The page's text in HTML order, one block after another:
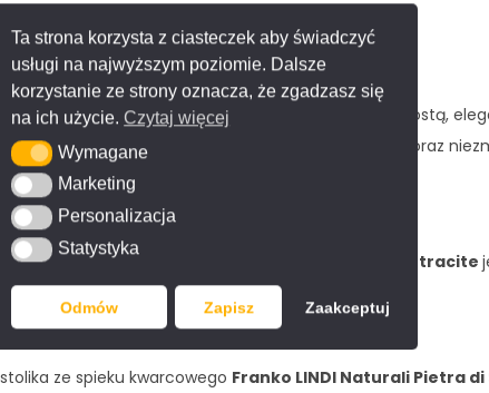
Ta strona korzysta z ciasteczek aby świadczyć
usługi na najwyższym poziomie. Dalsze
korzystanie ze strony oznacza, że zgadzasz się
na ich użycie. Czytaj więcej
WymaganeWymagane
MarketingMarketing
Personalizacja
Personalizacja
StatystykaStatystyka
Odmów Zapisz Zaakceptuj
Pietra di Savoia Antracite
ze względu na prostą,
niepowtarzalny styl Twojego wnętrza oraz
stolika na terenie kraju.
Franko Lindi Naturali Pietra di Savoia Antracite
pochodzących wyłącznie z krajów EU.
ze spieku kwarcowego Franko LINDI Naturali Pietra